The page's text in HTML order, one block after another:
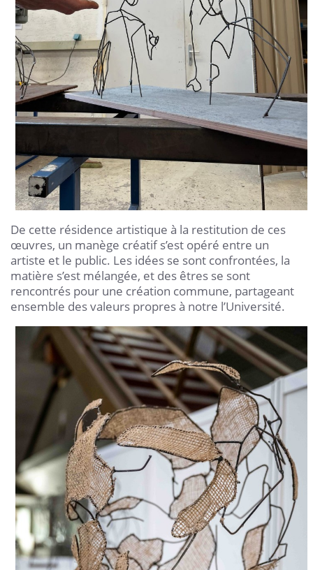
De cette résidence artistique à la restitution de ces
œuvres, un manège créatif s’est opéré entre un
artiste et le public. Les idées se sont confrontées, la
matière s’est mélangée, et des êtres se sont
rencontrés pour une création commune, partageant
ensemble des valeurs propres à notre l’Université.